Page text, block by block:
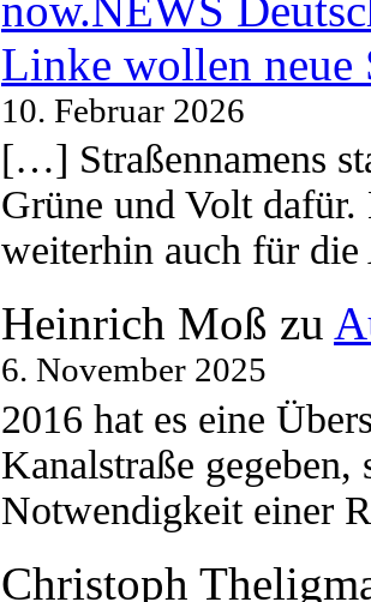
Linke wollen neue
10. Februar 2026
[…] Straßennamens
Grüne und Volt
weiterhin auch für
Heinrich Moß zu
6. November 2025
2016 hat es eine
Kanalstraße
Notwendigkeit einer
Christoph